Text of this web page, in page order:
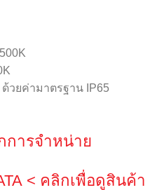
วยค่ามาตรฐาน IP65
การจำหน่าย
< คลิกเพื่อดูสินค้า